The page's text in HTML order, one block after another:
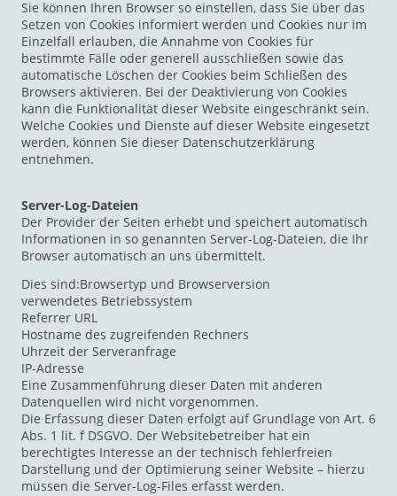
Sie können Ihren Browser so einstellen, dass Sie über das
Setzen von Cookies informiert werden und Cookies nur im
Einzelfall erlauben, die Annahme von Cookies für
bestimmte Fälle oder generell ausschließen sowie das
automatische Löschen der Cookies beim Schließen des
Browsers aktivieren. Bei der Deaktivierung von Cookies
kann die Funktionalität dieser Website eingeschränkt sein.
Welche Cookies und Dienste auf dieser Website eingesetzt
werden, können Sie dieser Datenschutzerklärung
entnehmen.
Server-Log-Dateien
Der Provider der Seiten erhebt und speichert automatisch
Informationen in so genannten Server-Log-Dateien, die Ihr
Browser automatisch an uns übermittelt.
Dies sind:Browsertyp und Browserversion
verwendetes Betriebssystem
Referrer URL
Hostname des zugreifenden Rechners
Uhrzeit der Serveranfrage
IP-Adresse
Eine Zusammenführung dieser Daten mit anderen
Datenquellen wird nicht vorgenommen.
Die Erfassung dieser Daten erfolgt auf Grundlage von Art. 6
Abs. 1 lit. f DSGVO. Der Websitebetreiber hat ein
berechtigtes Interesse an der technisch fehlerfreien
Darstellung und der Optimierung seiner Website – hierzu
müssen die Server-Log-Files erfasst werden.